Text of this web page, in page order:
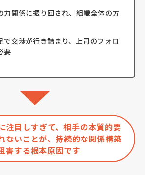
力関係に振り回され、組織全体の方
で交渉が行き詰まり、上司のフォロ
要
注目しすぎて、相手の本質的要
ないことが、持続的な関係構築
害する根本原因です